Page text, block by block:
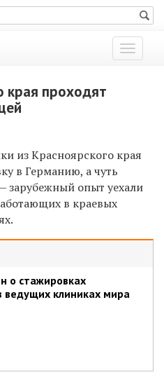
Показать
меню
края проходят
из Красноярского края
в Германию, а чуть
зарубежный опыт уехали
в краевых
о стажировках
ведущих клиниках мира